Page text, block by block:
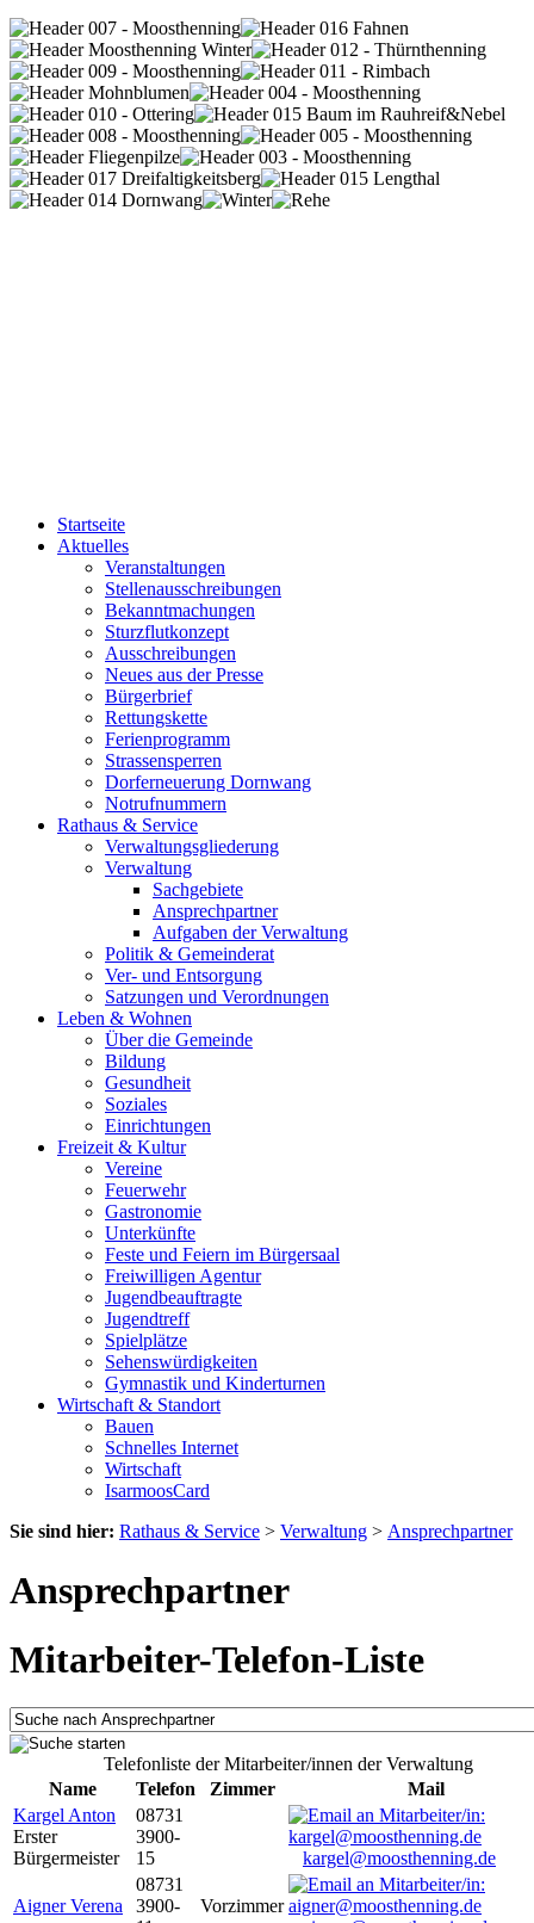
Startseite
Aktuelles
Veranstaltungen
Stellenausschreibungen
Bekanntmachungen
Sturzflutkonzept
Ausschreibungen
Neues aus der Presse
Bürgerbrief
Rettungskette
Ferienprogramm
Strassensperren
Dorferneuerung Dornwang
Notrufnummern
Rathaus & Service
Verwaltungsgliederung
Verwaltung
Sachgebiete
Ansprechpartner
Aufgaben der Verwaltung
Politik & Gemeinderat
Ver- und Entsorgung
Satzungen und Verordnungen
Leben & Wohnen
Über die Gemeinde
Bildung
Gesundheit
Soziales
Einrichtungen
Freizeit & Kultur
Vereine
Feuerwehr
Gastronomie
Unterkünfte
Feste und Feiern im Bürgersaal
Freiwilligen Agentur
Jugendbeauftragte
Jugendtreff
Spielplätze
Sehenswürdigkeiten
Gymnastik und Kinderturnen
Wirtschaft & Standort
Bauen
Schnelles Internet
Wirtschaft
IsarmoosCard
Sie sind hier: Rathaus & Service > Verwaltung > Ansprechpartner
Ansprechpartner
Mitarbeiter-Telefon-Liste
Telefonliste der Mitarbeiter/innen der Verwaltung
Name
Telefon Zimmer
Mail
Kargel Anton
Erster
Bürgermeister
08731
3900-
15
kargel@moosthenning.de
Aigner Verena
08731
3900-
Vorzimmer